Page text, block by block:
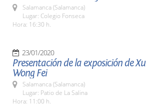
Salamanca (Salamanca)
Lugar: Colegio Fonseca
Hora: 16:30 h.
23/01/2020
Presentación de la exposición de Xu
Wong Fei
Salamanca (Salamanca)
Lugar: Patio de La Salina
Hora: 11:00 h.